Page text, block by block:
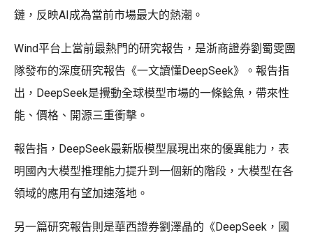
鏈，反映AI成為當前市場最大的熱潮。
Wind平台上當前最熱門的研究報告，是浙商證券劉蜀雯團
隊發布的深度研究報告《一文讀懂DeepSeek》。報告指
出，DeepSeek是攪動全球模型市場的一條鯰魚，帶來性
能、價格、開源三重衝擊。
報告指，DeepSeek最新版模型展現出來的優異能力，表
明國內大模型推理能力提升到一個新的階段，大模型在各
領域的應用有望加速落地。
另一篇研究報告則是華西證券劉澤晶的《DeepSeek，國